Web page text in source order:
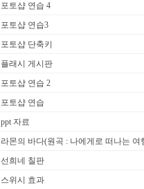
포토샵 연습 4
포토샵 연습3
포토샵 단축키
플래시 게시판
포토샵 연습 2
포토샵 연습
ppt 자료
라몬의 바다(원곡 : 나에게로 떠나는 여
선희네 칠판
스위시 효과